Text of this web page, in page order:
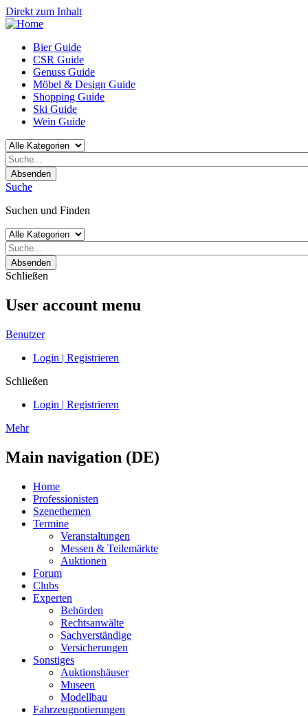
Direkt zum Inhalt
Bier Guide
CSR Guide
Genuss Guide
Möbel & Design Guide
Shopping Guide
Ski Guide
Wein Guide
Absenden
Suche
Suchen und Finden
Absenden
Schließen
User account menu
Benutzer
Login | Registrieren
Schließen
Login | Registrieren
Mehr
Main navigation (DE)
Home
Professionisten
Szenethemen
Termine
Veranstaltungen
Messen & Teilemärkte
Auktionen
Forum
Clubs
Experten
Behörden
Rechtsanwälte
Sachverständige
Versicherungen
Sonstiges
Auktionshäuser
Museen
Modellbau
Fahrzeugnotierungen